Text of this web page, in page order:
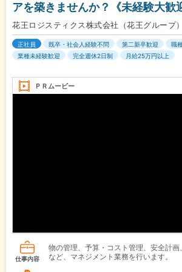
アを築きませんか？《未経験大歓
花王ロジスティクス株式会社（花王グループ）
正社員 既卒・社会人経験不問 第二新卒歓迎
職
業種未経験歓迎
完全週休2日制 月給25万円以上
ＰＲムービー
仕事内容
物の管理、予算・コスト管理、安全計
など、マネジメント業務を行います。